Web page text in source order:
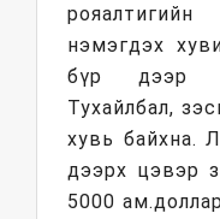
нэмэгдэх
бүр дээр
Тухайлбал,
хувь байхна.
дээрх цэвэр
5000